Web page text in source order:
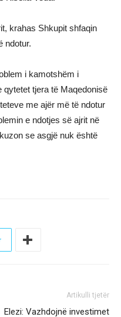
krahas Shkupit shfaqin
ndotur.
i kamotshëm i
tjera të Maqedonisë
me ajër më të ndotur
e ndotjes së ajrit në
se asgjë nuk është
Artikulli tjetër
Elezi: Vazhdojnë investimet